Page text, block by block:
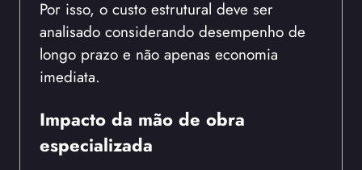
Por isso, o custo estrutural deve ser
analisado considerando desempenho de
longo prazo e não apenas economia
imediata.
Impacto da mão de obra
especializada